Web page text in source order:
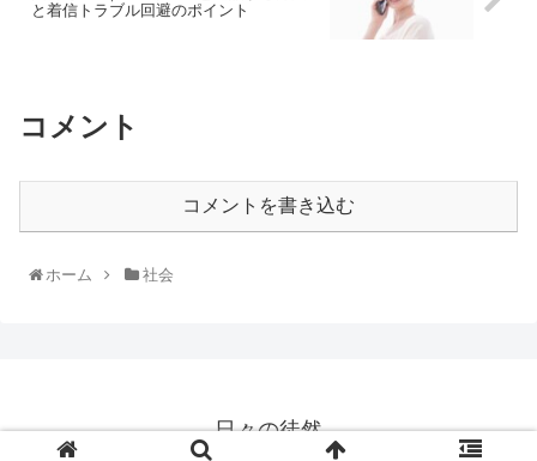
と着信トラブル回避のポイント
コメント
コメントを書き込む
ホーム 社会
日々の徒然